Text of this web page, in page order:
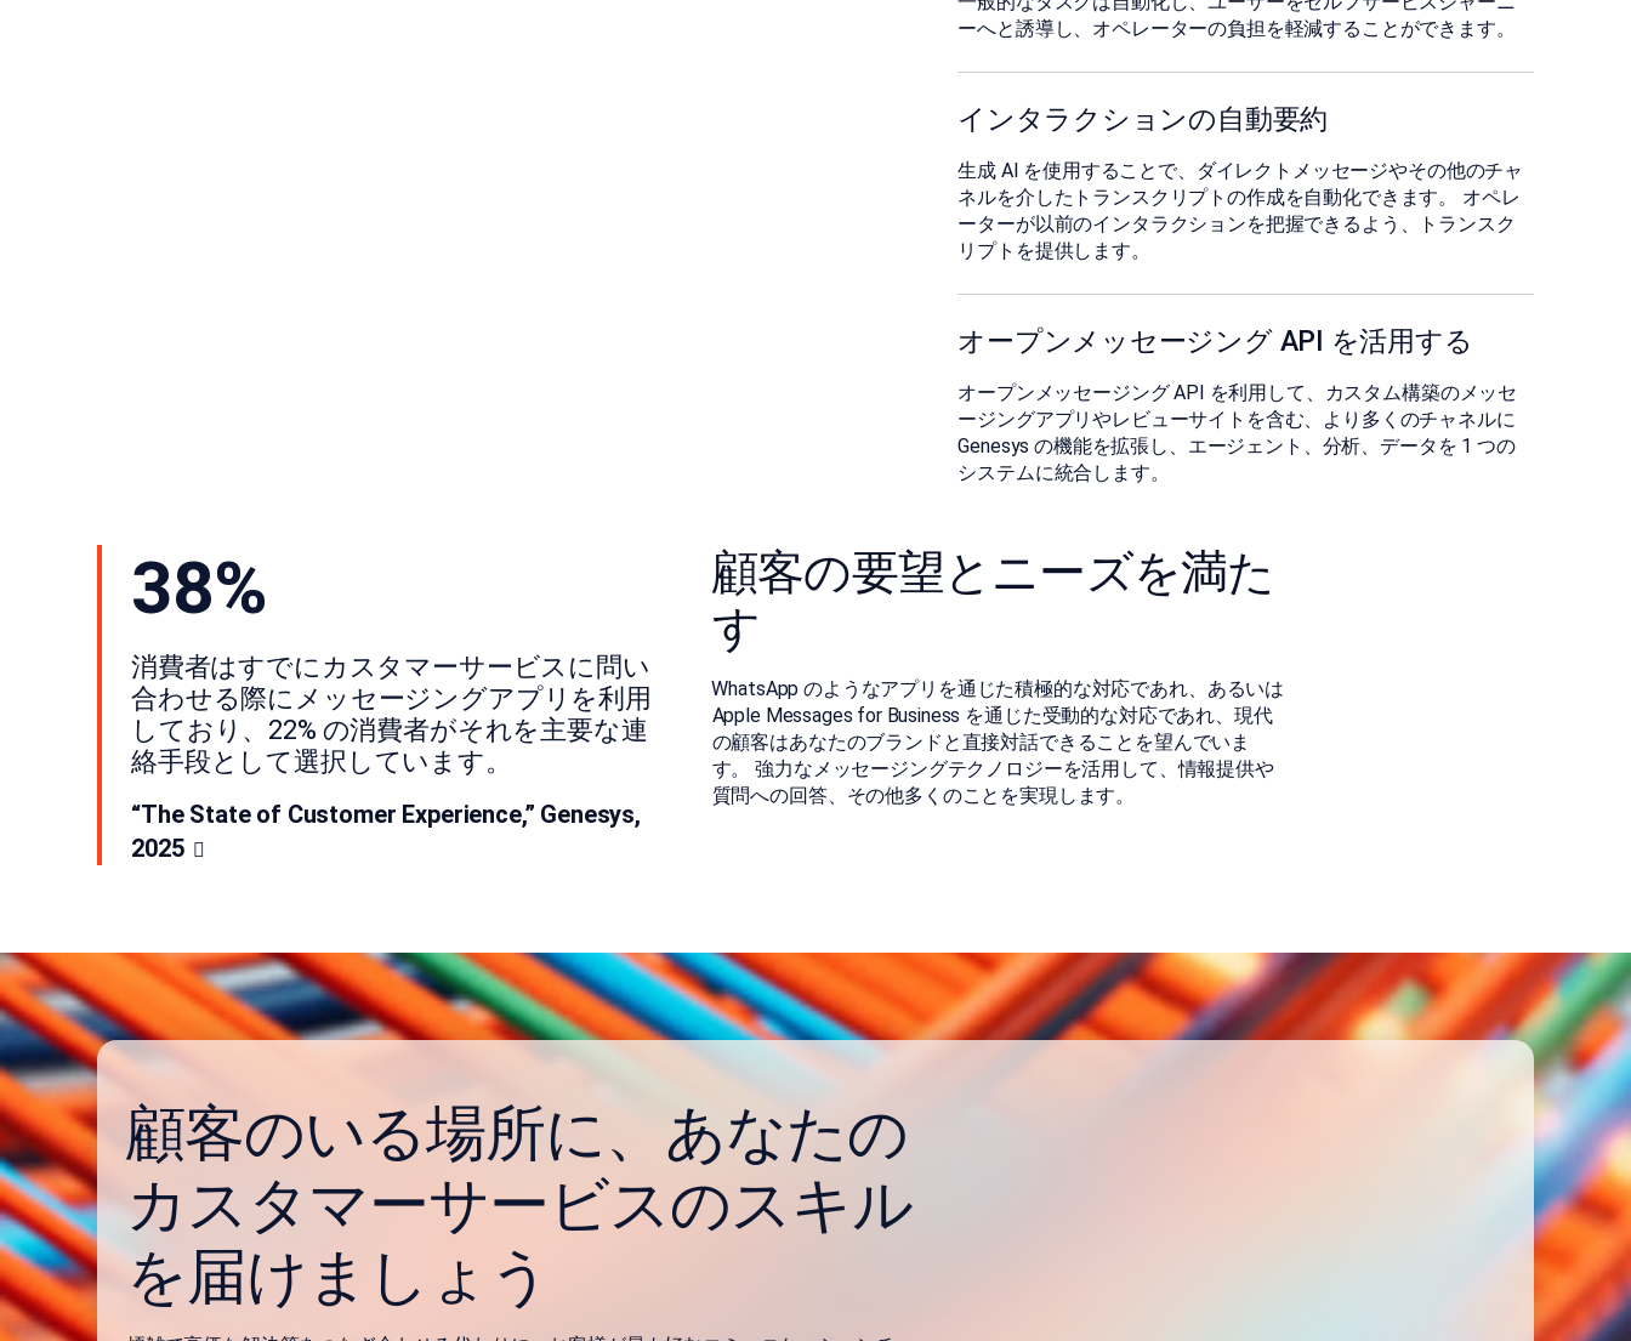
ーへと誘導し、オペレーターの負担を軽減することができます。
󠀰インタラクションの自動要約
󠀰生成 AI を使用することで、ダイレクトメッセージやその他のチャ
ネルを介したトランスクリプトの作成を自動化できます。󠀲󠀣󠀦󠀳 󠀰オペレ
ーターが以前のインタラクションを把握できるよう、トランスク
リプトを提供します。
オープンメッセージング API を活用する
󠀰オープンメッセージング API を利用して、カスタム構築のメッセ
ージングアプリやレビューサイトを含む、より多くのチャネルに
Genesys の機能を拡張し、エージェント、分析、データを 1 つの
システムに統合します。
38%
󠀰消費者はすでにカスタマーサービスに問い
合わせる際にメッセージングアプリを利用
しており、22% の消費者がそれを主要な連
絡手段として選択しています。
“The State of Customer Experience,” Genesys,
2025
󠀰顧客の要望とニーズを満た
す
󠀰WhatsApp のようなアプリを通じた積極的な対応であれ、あるいは
Apple Messages for Business を通じた受動的な対応であれ、現代
の顧客はあなたのブランドと直接対話できることを望んでいま
す。󠀲󠀤󠀣󠀳 󠀰強力なメッセージングテクノロジーを活用して、情報提供や
質問への回答、その他多くのことを実現します。
󠀰顧客のいる場所に、あなたの
カスタマーサービスのスキル
を届けましょう